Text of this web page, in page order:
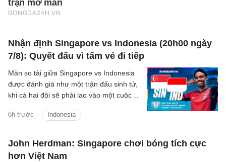
Nhận định Singapore vs Indonesia (20h00 ngày
7/8): Quyết đấu vì tấm vé đi tiếp
6h trước Indonesia
Màn so tài giữa Singapore vs Indonesia
được đánh giá như một trận đấu sinh tử,
khi cả hai đội sẽ phải lao vào một cuộc
vào bán kết.
John Herdman: Singapore chơi bóng tích cực
hơn Việt Nam